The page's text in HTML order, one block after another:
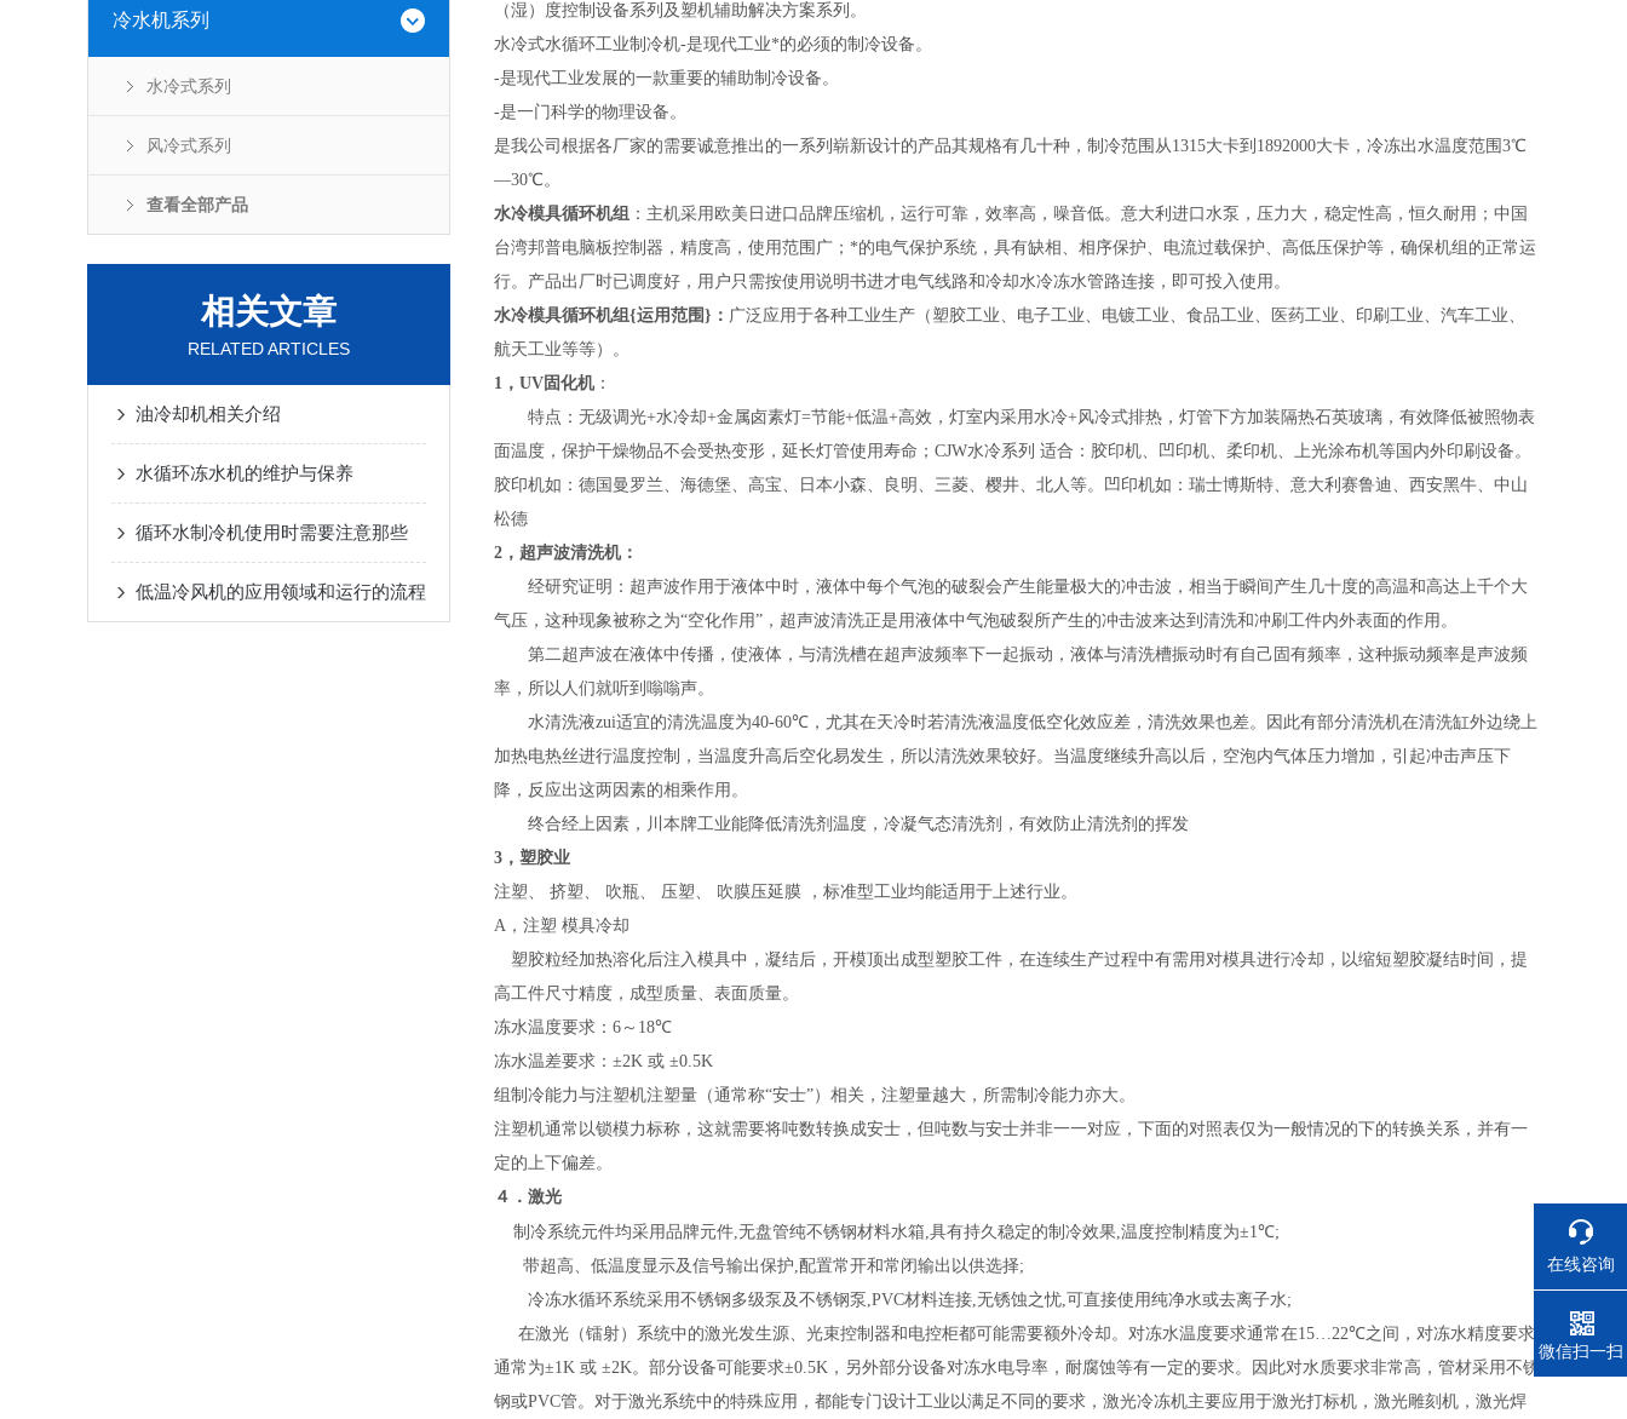
冷水机系列
水冷式系列
风冷式系列
查看全部产品
相关文章
RELATED ARTICLES
油冷却机相关介绍
水循环冻水机的维护与保养
循环水制冷机使用时需要注意那些
低温冷风机的应用领域和运行的流程
（湿）度控制设备系列及塑机辅助解决方案系列。
水冷式水循环工业制冷机-是现代工业*的必须的制冷设备。
-是现代工业发展的一款重要的辅助制冷设备。
-是一门科学的物理设备。
是我公司根据各厂家的需要诚意推出的一系列崭新设计的产品其规格有几十种，制冷范围从1315大卡到1892000大卡，冷冻出水温度范围3℃
—30℃。
水冷模具循环机组 ： 主机采用欧美日进口 品牌压缩机，运行可靠，效率高，噪音低。意大利进口水泵，压力大，稳定性高，恒久耐用 ； 中国
台湾邦普电脑板控制器，精度高，使用范围广 ； *的电气保护系统，具有缺相、相序保护、电流过载保护、高低压保护等 ， 确保机组的正常运
行。产品出厂时已调度好，用户只需按使用说明书进才电气线路和冷却水冷冻水管路连接，即可投入使用。
水冷模具循环机组{运用范围}： 广泛应用于各种工业生产（塑胶工业、电子工业、电镀工业、食品工业、医药工业、印刷工业、汽车工业、
航天工业等等）。
1，UV固化机：
特点：无级调光+水冷却+金属卤素灯=节能+低温+高效，灯室内采用水冷+风冷式排热，灯管下方加装隔热石英玻璃，有效降低被照物表
面温度，保护干燥物品不会受热变形，延长灯管使用寿命；CJW水冷系列 适合：胶印机、凹印机、柔印机、上光涂布机等国内外印刷设备。
胶印机如：德国曼罗兰、海德堡、高宝、日本小森、良明、三菱、樱井、北人等。凹印机如：瑞士博斯特、意大利赛鲁迪、西安黑牛、中山
松德
2，超声波清洗机：
经研究证明：超声波作用于液体中时，液体中每个气泡的破裂会产生能量极大的冲击波，相当于瞬间产生几十度的高温和高达上千个大
气压，这种现象被称之为“空化作用”，超声波清洗正是用液体中气泡破裂所产生的冲击波来达到清洗和冲刷工件内外表面的作用。
第二超声波在液体中传播，使液体，与清洗槽在超声波频率下一起振动，液体与清洗槽振动时有自己固有频率，这种振动频率是声波频
率，所以人们就听到嗡嗡声。
水清洗液zui适宜的清洗温度为40-60℃ ，尤其在天冷时若清洗液温度低空化效应差，清洗效果也差。因此有部分清洗机在清洗缸外边绕上
加热电热丝进行温度控制，当温度升高后空化易发生，所以清洗效果较好。当温度继续升高以后，空泡内气体压力增加，引起冲击声压下
降，反应出这两因素的相乘作用。
终合经上因素， 川本牌工业能降低清洗剂温度，冷凝气态清洗剂，有效防止清洗剂的挥发
3，塑胶业
注塑、 挤塑、 吹瓶、 压塑、 吹膜压延膜 ， 标准型工业均能适用于上述行业。
A，注塑 模具冷却
塑胶粒经加热溶化后注入模具中，凝结后，开模顶出成型塑胶工件，在连续生产过程中有需用对模具进行冷却，以缩短塑胶凝结时间，提
高工件尺寸精度，成型质量、表面质量。
冻水温度要求：6～18℃
冻水温差要求：±2K 或 ±0.5K
组制冷能力与注塑机注塑量（通常称“安士”）相关，注塑量越大，所需制冷能力亦大。
注塑机通常以锁模力标称，这就需要将吨数转换成安士，但吨数与安士并非一一对应，下面的对照表仅为一般情况的下的转换关系，并有一
定的上下偏差。
４． 激光
制冷系统元件均采用品牌元件,无盘管纯不锈钢材料水箱,具有持久稳定的制冷效果,温度控制精度为±1℃;
带超高、低温度显示及信号输出保护,配置常开和常闭输出以供选择;
冷冻水循环系统采用不锈钢多级泵及不锈钢泵 ,PVC材料连接,无锈蚀之忧,可直接使用纯净水或去离子水;
在激光（镭射）系统中的激光发生源、光束控制器和电控柜都可能需要额外冷却。对冻水温度要求通常在15…22℃之间，对冻水精度要求
通常为±1K 或 ±2K。部分设备可能要求±0.5K，另外部分设备对冻水电导率，耐腐蚀等有一定的要求。因此对水质要求非常高，管材采用不锈
钢或PVC管。对于激光系统中的特殊应用，都能专门设计工业以满足不同的要求 ， 激光冷冻机主要应用于激光打标机，激光雕刻机，激光焊
在线咨询
电话
微信扫一扫